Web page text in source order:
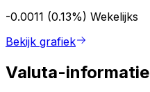
-0.0011 (0.13%) Wekelijks
Bekijk grafiek
Valuta-informatie